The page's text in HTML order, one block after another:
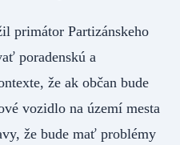
primátor Partizánskeho
poradenskú a
že ak občan bude
vozidlo na území mesta
že bude mať problémy